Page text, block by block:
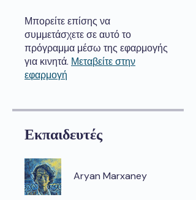
Μπορείτε επίσης να
συμμετάσχετε σε αυτό το
πρόγραμμα μέσω της εφαρμογής
για κινητά. Μεταβείτε στην
εφαρμογή
Εκπαιδευτές
Aryan Marxaney